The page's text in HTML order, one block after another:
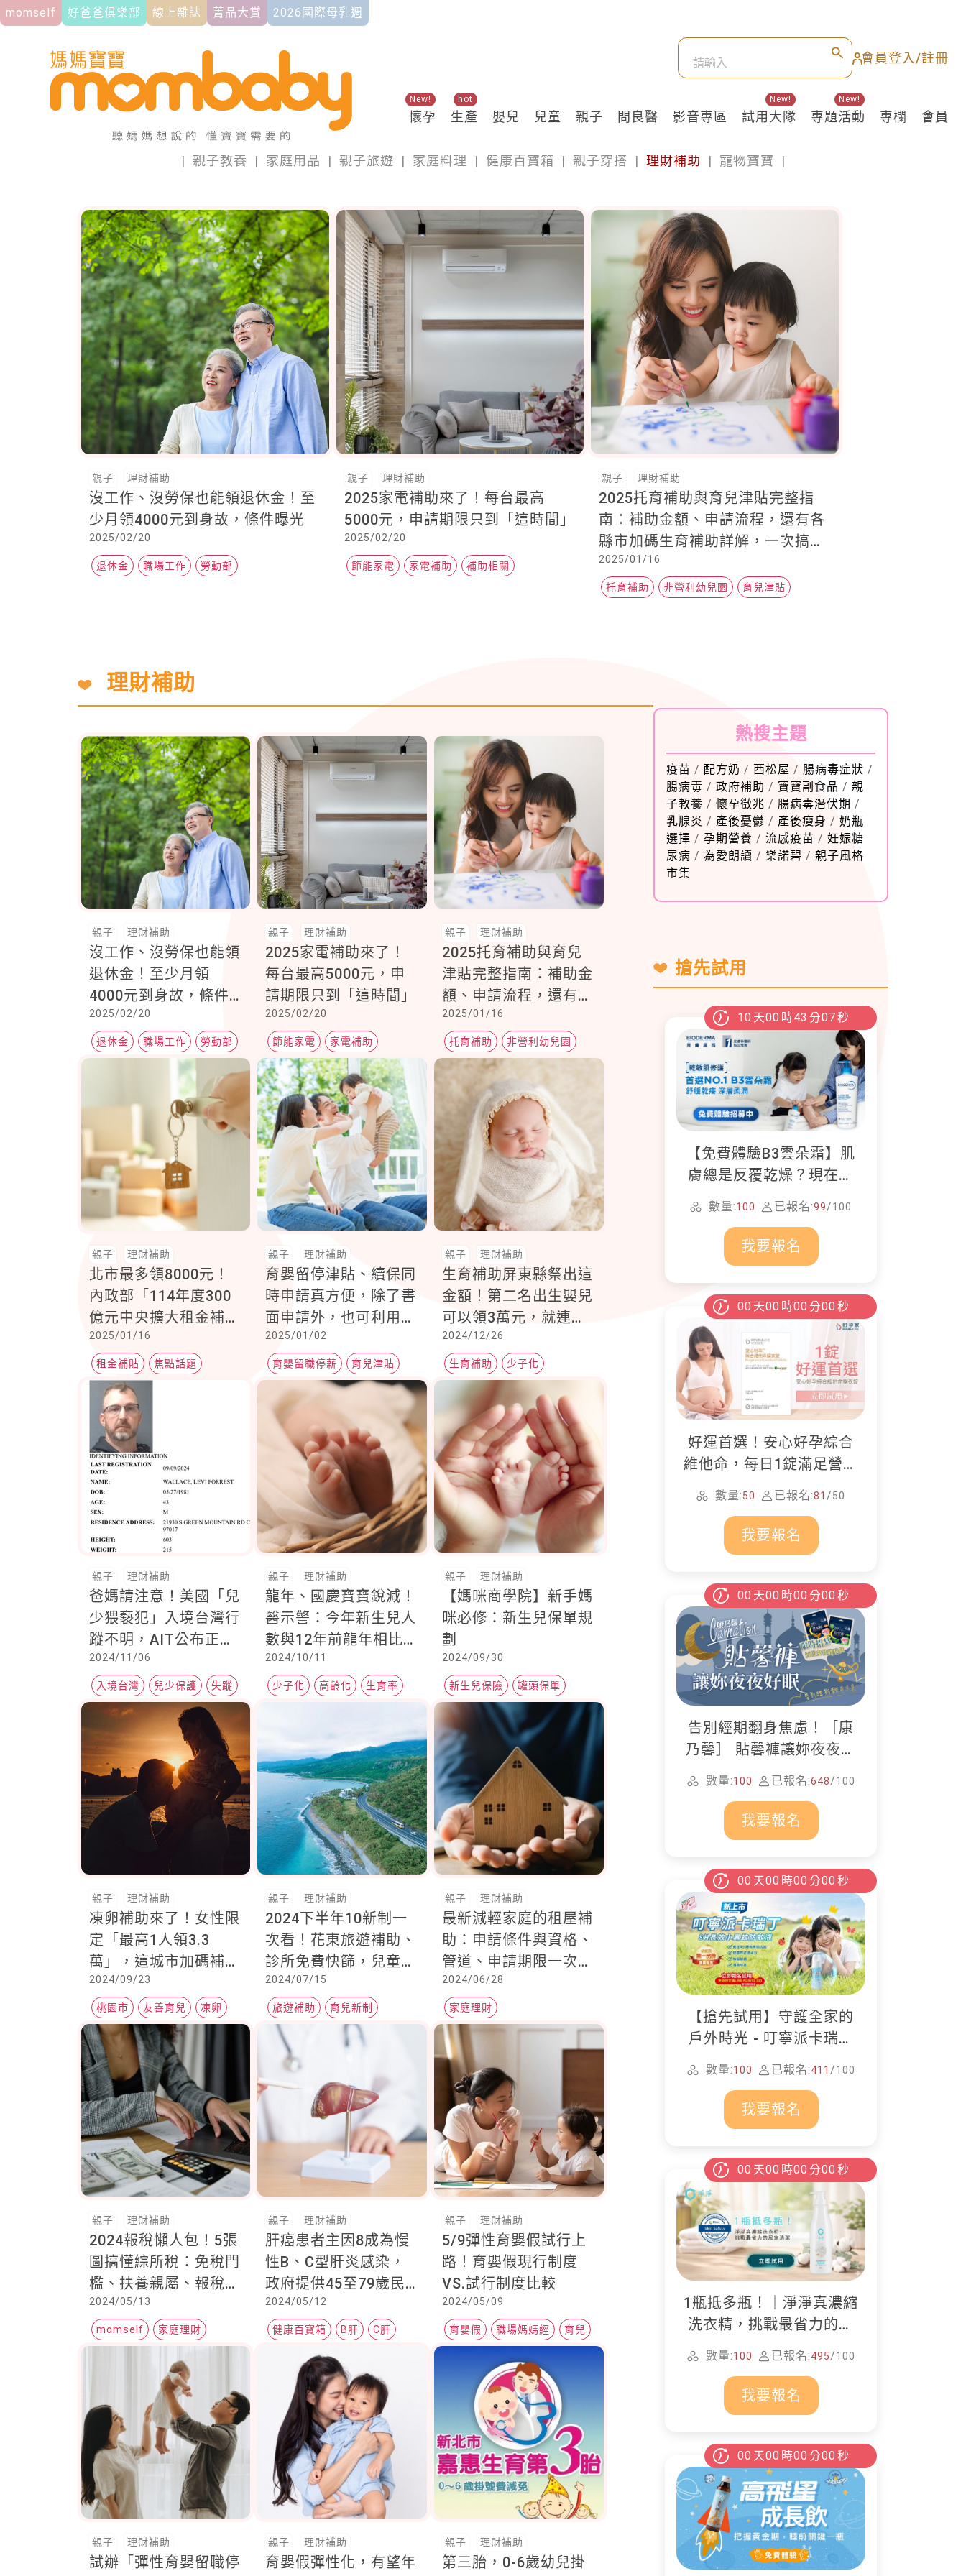
momself 好爸爸俱樂部 線上雜誌 菁品大賞 2026國際母乳週
會員登入/註冊
懷孕
New!
生產
hot
嬰兒 兒童 親子 問良醫 影音專區 試用大隊
New!
專題活動
New!
專欄 會員
親子
| 親子教養 | 家庭用品 | 親子旅遊 | 家庭料理 | 健康百寶箱 | 親子穿搭 | 理財補助 | 寵物寶寶 |
親子 理財補助
沒工作、沒勞保也能領退休金！至
少月領4000元到身故，條件曝光
2025/02/20
退休金 職場工作 勞動部
親子 理財補助
2025家電補助來了！每台最高
5000元，申請期限只到「這時間」
2025/02/20
節能家電 家電補助 補助相關
親子 理財補助
2025托育補助與育兒津貼完整指
南：補助金額、申請流程，還有各
縣市加碼生育補助詳解，一次搞
懂！
2025/01/16
托育補助 非營利幼兒園 育兒津貼
理財補助
親子 理財補助
沒工作、沒勞保也能領
退休金！至少月領
4000元到身故，條件
曝光
2025/02/20
退休金 職場工作 勞動部
親子 理財補助
2025家電補助來了！
每台最高5000元，申
請期限只到「這時間」
2025/02/20
節能家電 家電補助
補助相關
親子 理財補助
2025托育補助與育兒
津貼完整指南：補助金
額、申請流程，還有各
縣市加碼生育補助詳
解，一次搞懂！
2025/01/16
托育補助 非營利幼兒園
育兒津貼
親子 理財補助
北市最多領8000元！
內政部「114年度300
億元中央擴大租金補貼
專案」多項加碼，幫助
育兒家庭減輕經濟負擔
2025/01/16
租金補貼 焦點話題
育兒補助
親子 理財補助
育嬰留停津貼、續保同
時申請真方便，除了書
面申請外，也可利用勞
保局「e化服務系
統」，簡單、快速又便
利
2025/01/02
育嬰留職停薪 育兒津貼
嬰兒照顧
親子 理財補助
生育補助屏東縣祭出這
金額！第二名出生嬰兒
可以領3萬元，就連到
府月嫂都免費
2024/12/26
生育補助 少子化
育兒津貼
親子 理財補助
爸媽請注意！美國「兒
少猥褻犯」入境台灣行
蹤不明，AIT公布正面
照
2024/11/06
入境台灣 兒少保護 失蹤
親子 理財補助
龍年、國慶寶寶銳減！
醫示警：今年新生兒人
數與12年前龍年相比大
減7成
2024/10/11
少子化 高齡化 生育率
親子 理財補助
【媽咪商學院】新手媽
咪必修：新生兒保單規
劃
2024/09/30
新生兒保險 罐頭保單
醫療險
親子 理財補助
凍卵補助來了！女性限
定「最高1人領3.3
萬」，這城市加碼補助
全國最高
2024/09/23
桃園市 友善育兒 凍卵
親子 理財補助
2024下半年10新制一
次看！花東旅遊補助、
診所免費快篩，兒童發
展篩檢服務爸媽必知
2024/07/15
旅遊補助 育兒新制
2024新制
親子 理財補助
最新減輕家庭的租屋補
助：申請條件與資格、
管道、申請期限一次
看，加了房子，生活才
好安頓！
2024/06/28
家庭理財
親子 理財補助
2024報稅懶人包！5張
圖搞懂綜所稅：免稅門
檻、扶養親屬、報稅方
式一看就懂
2024/05/13
momself 家庭理財
親子 理財補助
肝癌患者主因8成為慢
性B、C型肝炎感染，
政府提供45至79歲民
眾終身一次免費篩檢
2024/05/12
健康百寶箱 B肝 C肝
親子 理財補助
5/9彈性育嬰假試行上
路！育嬰假現行制度
VS.試行制度比較
2024/05/09
育嬰假 職場媽媽經 育兒
親子 理財補助
試辦「彈性育嬰留職停
親子 理財補助
育嬰假彈性化，有望年
親子 理財補助
第三胎，0-6歲幼兒掛
熱搜主題
疫苗 / 配方奶 / 西松屋 / 腸病毒症狀 /
腸病毒 / 政府補助 / 寶寶副食品 / 親
子教養 / 懷孕徵兆 / 腸病毒潛伏期 /
乳腺炎 / 產後憂鬱 / 產後瘦身 / 奶瓶
選擇 / 孕期營養 / 流感疫苗 / 妊娠糖
尿病 / 為愛朗讀 / 樂諾碧 / 親子風格
市集
搶先試用
10 天00 時43 分06秒
【免費體驗B3雲朵霜】肌
膚總是反覆乾燥？現在就
加入貝膚黛瑪修護體驗計
畫！
數量:100 已報名:99/100
我要報名
00 天00 時00 分00 秒
好運首選！安心好孕綜合
維他命，每日1錠滿足營養
所需
數量:50 已報名:81 /50
我要報名
00 天00 時00 分00 秒
告別經期翻身焦慮！［康
乃馨］ 貼馨褲讓妳夜夜好
數量:100 已報名:648/100
我要報名
00 天00 時00 分00 秒
【搶先試用】守護全家的
戶外時光 - 叮寧派卡瑞丁
防蚊液
數量:100 已報名:411 /100
我要報名
00 天00 時00 分00 秒
1瓶抵多瓶！｜淨淨真濃縮
洗衣精，挑戰最省力的居
家清潔
數量:100 已報名:495/100
我要報名
00 天00 時00 分00 秒